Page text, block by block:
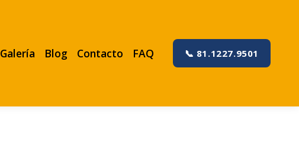
Galería Blog Contacto FAQ 📞 81.1227.9501